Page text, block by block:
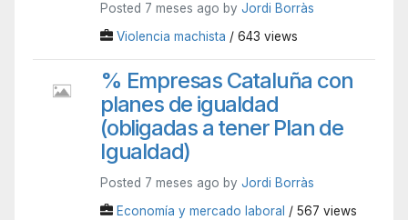
Posted 7 meses ago by Jordi Borràs
Violencia machista / 643 views
% Empresas Cataluña con
planes de igualdad
(obligadas a tener Plan de
Igualdad)
Posted 7 meses ago by Jordi Borràs
Economía y mercado laboral / 567 views